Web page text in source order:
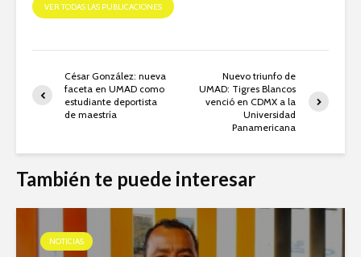
VER TODAS LAS PUBLICACIONES
César González: nueva
faceta en UMAD como
estudiante deportista
de maestría
Nuevo triunfo de
UMAD: Tigres Blancos
venció en CDMX a la
Universidad
Panamericana
También te puede interesar
NOTICIAS